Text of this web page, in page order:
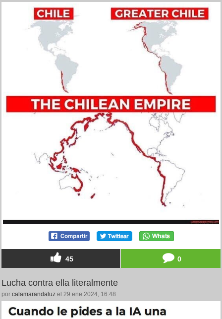
45 0
Lucha contra ella literalmente
por calamarandaluz el 29 ene 2024, 16:48